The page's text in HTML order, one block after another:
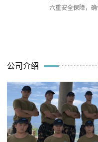
六重安全保障，
公司介绍